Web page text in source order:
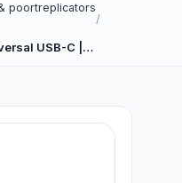
poortreplicators
/
USB-C |…